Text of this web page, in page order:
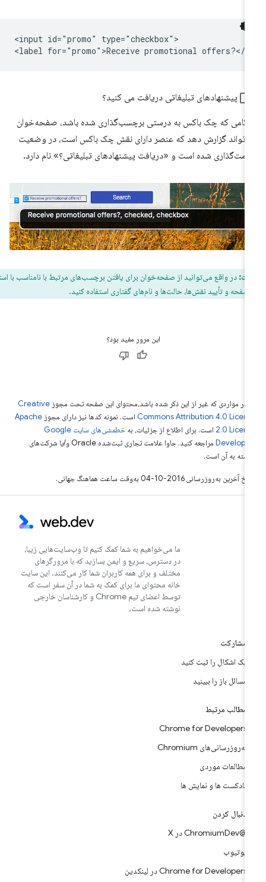
<input id="promo" type="checkbox">
پیشنهادهای تبلیغاتی دریافت می کنید؟
که چک باکس به درستی برچسب‌گذاری شده باشد، صفحه‌خوان
گزارش دهد که عنصر دارای نقش چک باکس است، در وضعیت
شده است و «دریافت پیشنهادهای تبلیغاتی؟» نام دارد.
در واقع می‌توانید از صفحه‌خوان برای یافتن برچسب‌های مرتبط با نامناسب با استفاده
صفحه و تأیید نقش‌ها، حالت‌ها و نام‌های گفتاری استفاده کنید.
این مرور مفید بود؟
در مواردی که غیر از این ذکر شده باشد،‌محتوای این صفحه تحت مجوزCreative
Commons Attribution 4.0است. نمونه کدها نیز دارای مجوزApache
2.0است. برای اطلاع از جزئیات، به
خطمشی‌های سایت Google
مراجعه کنید. جاوا علامت تجاری ثبت‌شده Oracle و/یا شرکت‌های
به آن است.
آخرین به‌روزرسانی 2016-10-04 به‌وقت ساعت هماهنگ جهانی.
ما می‌خواهیم به شما کمک کنیم تا وب‌سایت‌هایی زیبا،
در دسترس، سریع و ایمن بسازید که با مرورگرهای
مختلف و برای همه کاربران شما کار می‌کنند. این سایت
خانه محتوای ما برای کمک به شما در آن سفر است که
توسط اعضای تیم Chrome و کارشناسان خارجی
نوشته شده است.
مشارکت
یک اشکال را ثبت کنید
مسائل باز را ببینید
مطالب مرتبط
Chrome for Developers
به‌روزرسانی‌های Chromium
مطالعات موردی
پادکست ها و نمایش ها
دنبال کردن
یوتیوب
Chrome for Developers در لینکدین